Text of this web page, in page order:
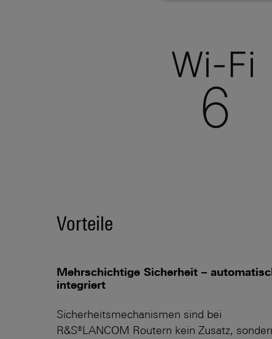
Vorteile
Mehrschichtige Sicherheit –
integriert
Sicherheitsmechanismen sind bei
R&S®LANCOM Routern kein Zusatz,